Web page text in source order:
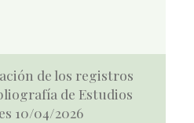
de los registros
de Estudios
10/04/2026